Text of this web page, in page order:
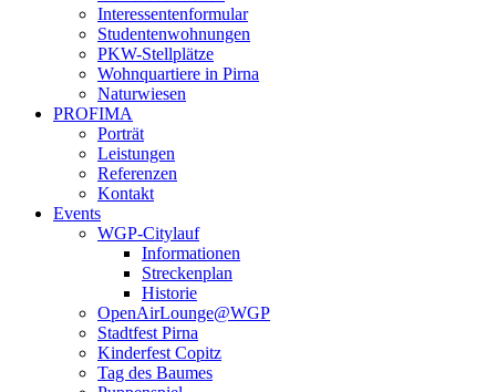
Interessentenformular
Studentenwohnungen
PKW-Stellplätze
Wohnquartiere in Pirna
Naturwiesen
PROFIMA
Porträt
Leistungen
Referenzen
Kontakt
Events
WGP-Citylauf
Informationen
Streckenplan
Historie
OpenAirLounge@WGP
Stadtfest Pirna
Kinderfest Copitz
Tag des Baumes